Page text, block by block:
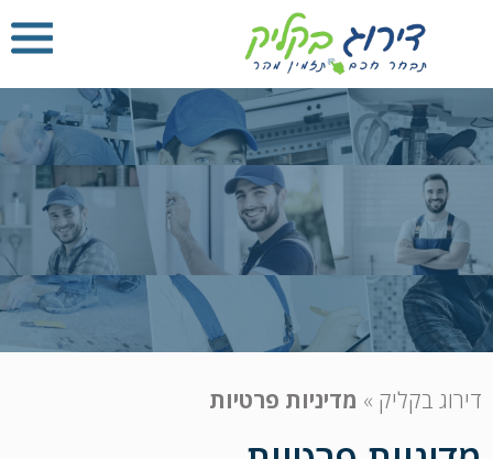
דירוג בקליק » מדיניות פרטיות